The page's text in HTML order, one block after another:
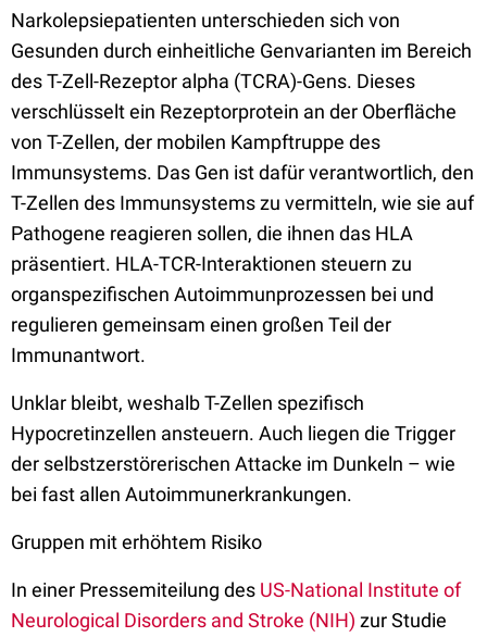
Narkolepsiepatienten unterschieden sich von
Gesunden durch einheitliche Genvarianten im Bereich
des T-Zell-Rezeptor alpha (TCRA)-Gens. Dieses
verschlüsselt ein Rezeptorprotein an der Oberfläche
von T-Zellen, der mobilen Kampftruppe des
Immunsystems. Das Gen ist dafür verantwortlich, den
T-Zellen des Immunsystems zu vermitteln, wie sie auf
Pathogene reagieren sollen, die ihnen das HLA
präsentiert. HLA-TCR-Interaktionen steuern zu
organspezifischen Autoimmunprozessen bei und
regulieren gemeinsam einen großen Teil der
Immunantwort.
Unklar bleibt, weshalb T-Zellen spezifisch
Hypocretinzellen ansteuern. Auch liegen die Trigger
der selbstzerstörerischen Attacke im Dunkeln – wie
bei fast allen Autoimmunerkrankungen.
Gruppen mit erhöhtem Risiko
In einer Pressemiteilung des US-National Institute of
Neurological Disorders and Stroke (NIH) zur Studie